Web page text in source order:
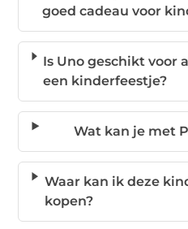
goed cadeau voor
Is Uno geschikt voor
een kinderfeestje?
Wat kan je met
Waar kan ik deze
kopen?